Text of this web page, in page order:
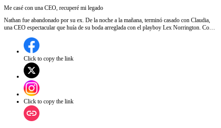
Me casé con una CEO, recuperé mi legado
Nathan fue abandonado por su ex. De la noche a la mañana, terminó casado con Claudia,
una CEO espectacular que huía de su boda arreglada con el playboy Lex Norrington. Con
en una guerra de herencias, sorprendió al mundo como Cipher, un genio de la inteligencia
artificial. Y destapó un pasado que le robaron.
Click to copy the link
Click to copy the link